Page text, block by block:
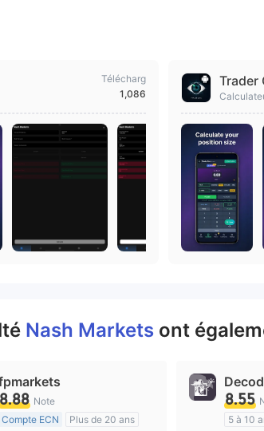
Télécharg
1,086
Trader
Nash Markets ont
8.88 Note
Compte ECN
Plus de 20 ans
8.55
5 à 10